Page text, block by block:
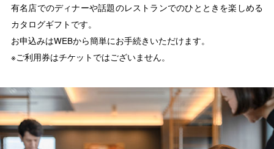
有名店でのディナーや話題のレストランでのひとときを楽しめる
カタログギフトです。
お申込みはWEBから簡単にお手続きいただけます。
※ご利用券はチケットではございません。